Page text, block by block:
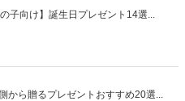
子向け】誕生日プレゼント14選...
から贈るプレゼントおすすめ20選...